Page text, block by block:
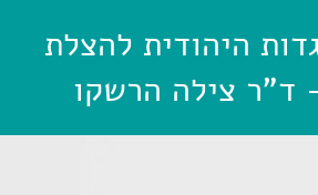
היהודית להצלת
ד"ר צילה הרשקו